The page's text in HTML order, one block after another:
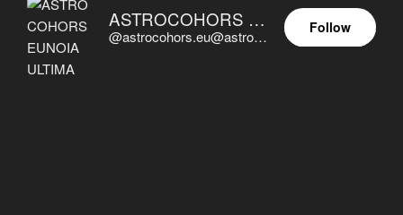
ASTROCOHORS EUNOIA ULTIMA
@astrocohors.eu@astrocohors.eu
Follow